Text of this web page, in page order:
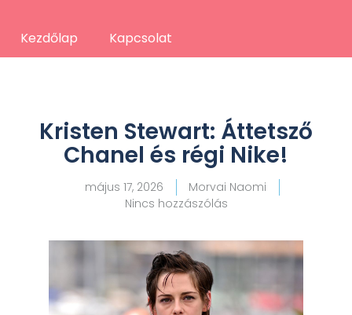
Kezdőlap Kapcsolat
Kristen Stewart: Áttetsző
Chanel és régi Nike!
május 17, 2026
Morvai Naomi
Nincs hozzászólás